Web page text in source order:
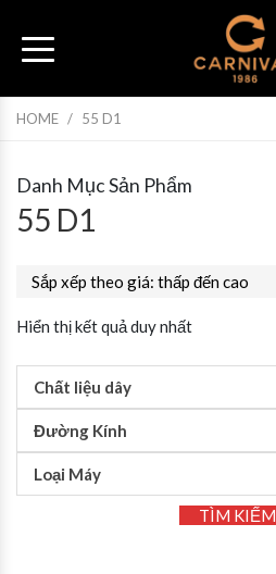
HOME / 55 D1
Danh Mục Sản Phẩm
55 D1
Hiển thị kết quả duy nhất
Chất liệu dây
Đường Kính
Loại Máy
TÌM KIẾM